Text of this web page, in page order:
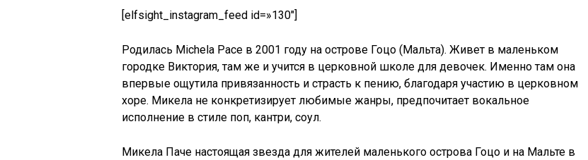
[elfsight_instagram_feed id=»130″]
Родилась Michela Pace в 2001 году на острове Гоцо (Мальта). Живет в маленьком
городке Виктория, там же и учится в церковной школе для девочек. Именно там она
впервые ощутила привязанность и страсть к пению, благодаря участию в церковном
хоре. Микела не конкретизирует любимые жанры, предпочитает вокальное
исполнение в стиле поп, кантри, соул.
Микела Паче настоящая звезда для жителей маленького острова Гоцо и на Мальте в